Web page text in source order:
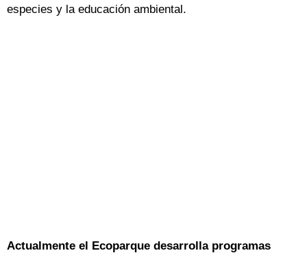
especies y la educación ambiental.
Actualmente el Ecoparque desarrolla programas